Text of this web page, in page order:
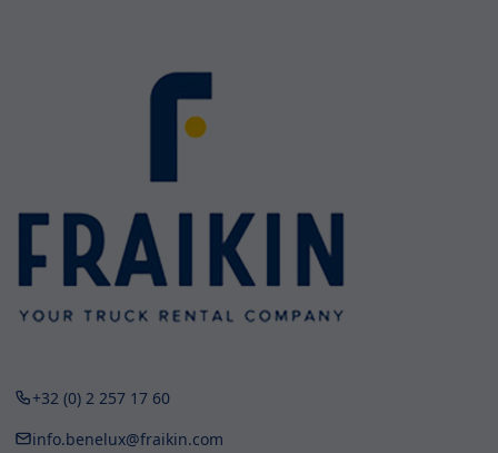
+32 (0) 2 257 17 60
info.benelux@fraikin.com